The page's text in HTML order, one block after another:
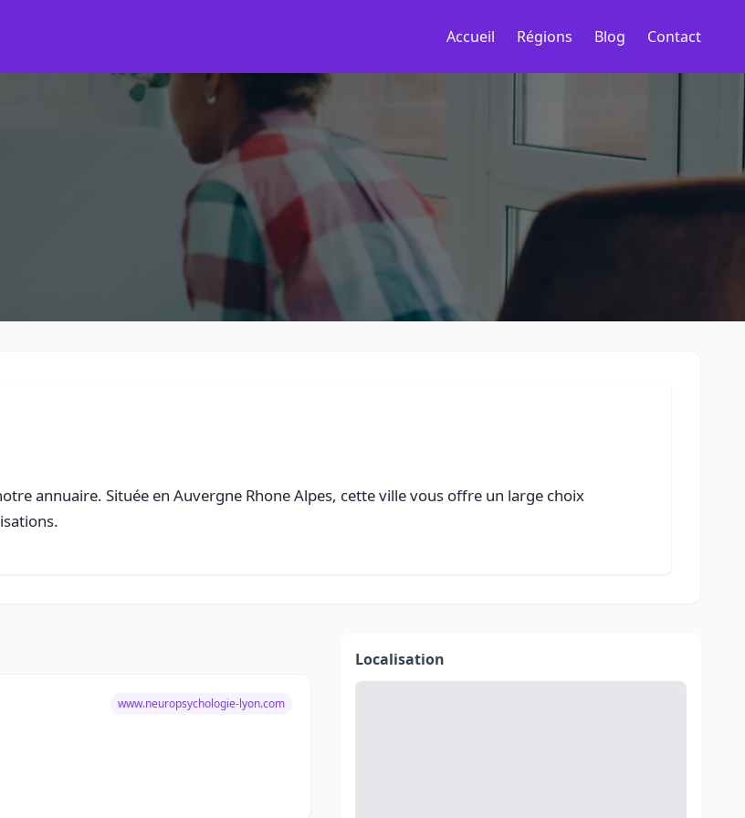
Accueil Régions Blog Contact
annuaire. Située en Auvergne Rhone Alpes, cette ville vous offre un large choix
www.neuropsychologie-lyon.com
Localisation